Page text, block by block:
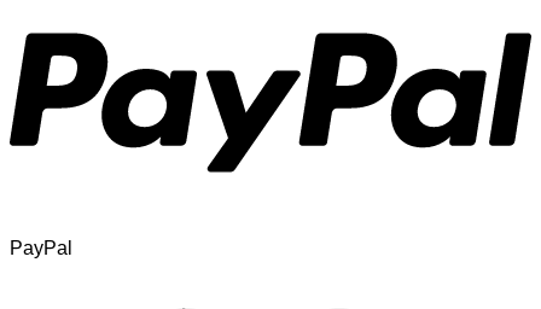
PayPal